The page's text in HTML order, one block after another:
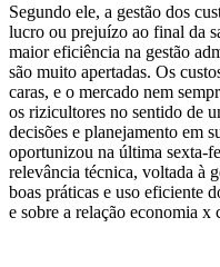
Segundo ele, a gestão dos
lucro ou prejuízo ao final da
maior eficiência na gestão
são muito apertadas. Os
caras, e o mercado nem
os rizicultores no sentido de
decisões e planejamento em
oportunizou na última sexta-
relevância técnica, voltada à
boas práticas e uso eficiente
e sobre a relação economia x